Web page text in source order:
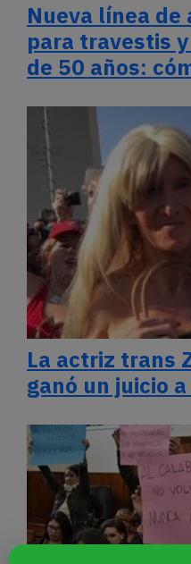
Nueva línea de
para travestis
de 50 años:
La actriz trans
ganó un juicio